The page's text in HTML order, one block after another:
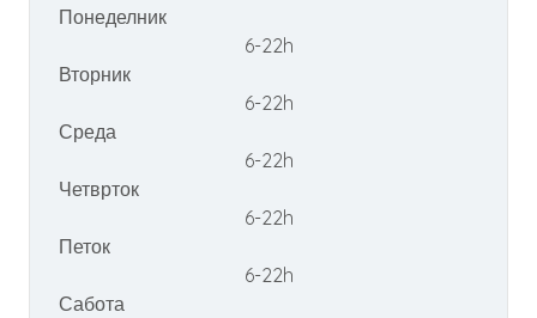
Понеделник
6-22h
Вторник
6-22h
Среда
6-22h
Четврток
6-22h
Петок
6-22h
Сабота